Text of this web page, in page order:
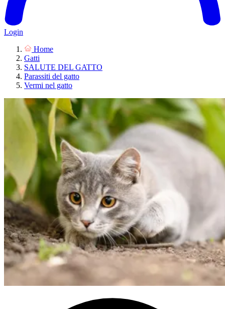
Login
Home
Gatti
SALUTE DEL GATTO
Parassiti del gatto
Vermi nel gatto